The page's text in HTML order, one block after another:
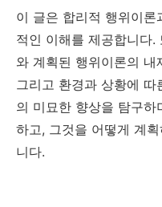
이 글은 합리적 행위이
적인 이해를 제공합니다.
와 계획된 행위이론의
그리고 환경과 상황에
의 미묘한 향상을 탐구
하고, 그것을 어떻게 계
니다.